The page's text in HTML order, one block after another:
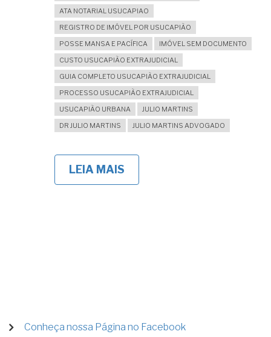
ATA NOTARIAL USUCAPIAO
REGISTRO DE IMÓVEL POR USUCAPIÃO
POSSE MANSA E PACÍFICA
IMÓVEL SEM DOCUMENTO
CUSTO USUCAPIÃO EXTRAJUDICIAL
GUIA COMPLETO USUCAPIÃO EXTRAJUDICIAL
PROCESSO USUCAPIÃO EXTRAJUDICIAL
USUCAPIÃO URBANA
JULIO MARTINS
DR JULIO MARTINS
JULIO MARTINS ADVOGADO
LEIA MAIS
USUCAPIÃO
MENU
Conheça nossa Página no Facebook